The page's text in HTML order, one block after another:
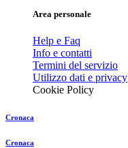
Area personale
Help e Faq
Info e contatti
Termini del servizio
Utilizzo dati e privacy
Cookie Policy
Cronaca
Cronaca